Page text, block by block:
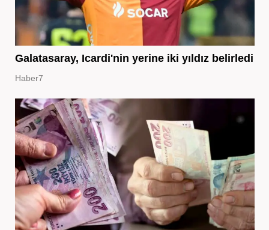
Galatasaray, Icardi'nin yerine iki yıldız belirledi
Haber7